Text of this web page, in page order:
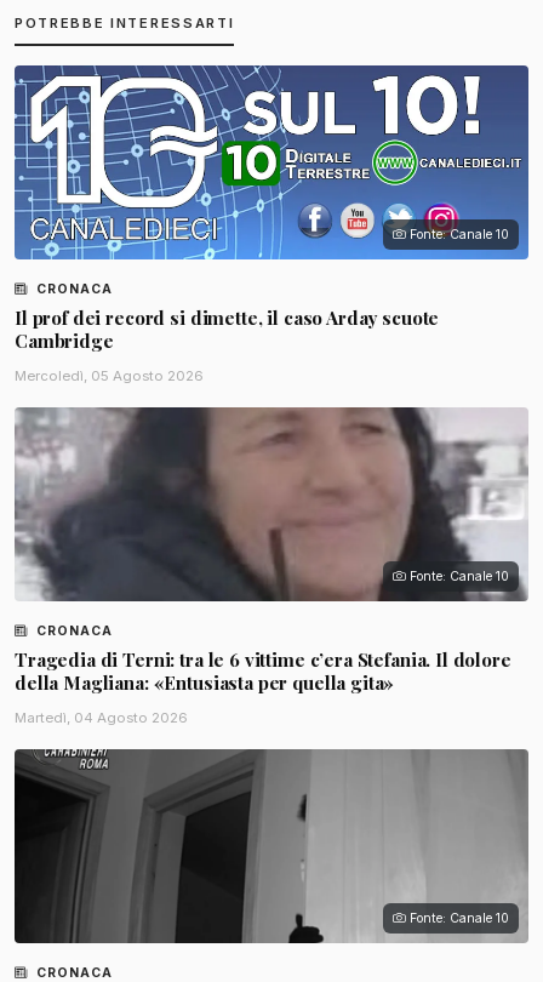
POTREBBE INTERESSARTI
Fonte: Canale 10
CRONACA
Il prof dei record si dimette, il caso Arday scuote
Cambridge
Mercoledì, 05 Agosto 2026
Fonte: Canale 10
CRONACA
Tragedia di Terni: tra le 6 vittime c’era Stefania. Il dolore
della Magliana: «Entusiasta per quella gita»
Martedì, 04 Agosto 2026
Fonte: Canale 10
CRONACA